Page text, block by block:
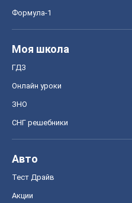
Формула-1
Моя школа
ГДЗ
Онлайн уроки
ЗНО
СНГ решебники
Авто
Тест Драйв
Акции